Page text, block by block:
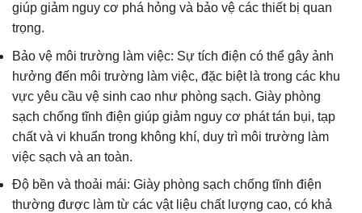
giúp giảm nguy cơ phá hỏng và bảo vệ các thiết bị quan
trọng.
Bảo vệ môi trường làm việc: Sự tích điện có thể gây ảnh
hưởng đến môi trường làm việc, đặc biệt là trong các khu
vực yêu cầu vệ sinh cao như phòng sạch. Giày phòng
sạch chống tĩnh điện giúp giảm nguy cơ phát tán bụi, tạp
chất và vi khuẩn trong không khí, duy trì môi trường làm
việc sạch và an toàn.
Độ bền và thoải mái: Giày phòng sạch chống tĩnh điện
thường được làm từ các vật liệu chất lượng cao, có khả